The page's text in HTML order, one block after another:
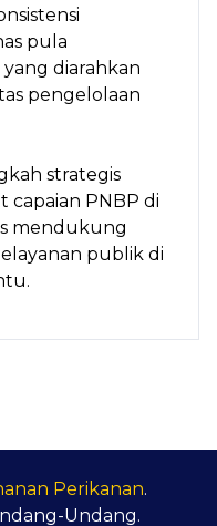
pula
diarahkan
pengelolaan
strategis
PNBP di
mendukung
publik di
Perikanan.
Undang.